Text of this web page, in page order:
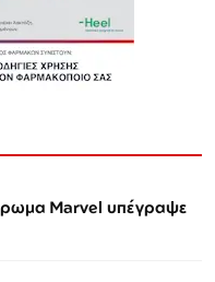
Marvel υπέγραψε